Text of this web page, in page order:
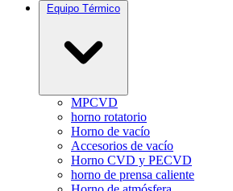
Equipo Térmico
MPCVD
horno rotatorio
Horno de vacío
Accesorios de vacío
Horno CVD y PECVD
horno de prensa caliente